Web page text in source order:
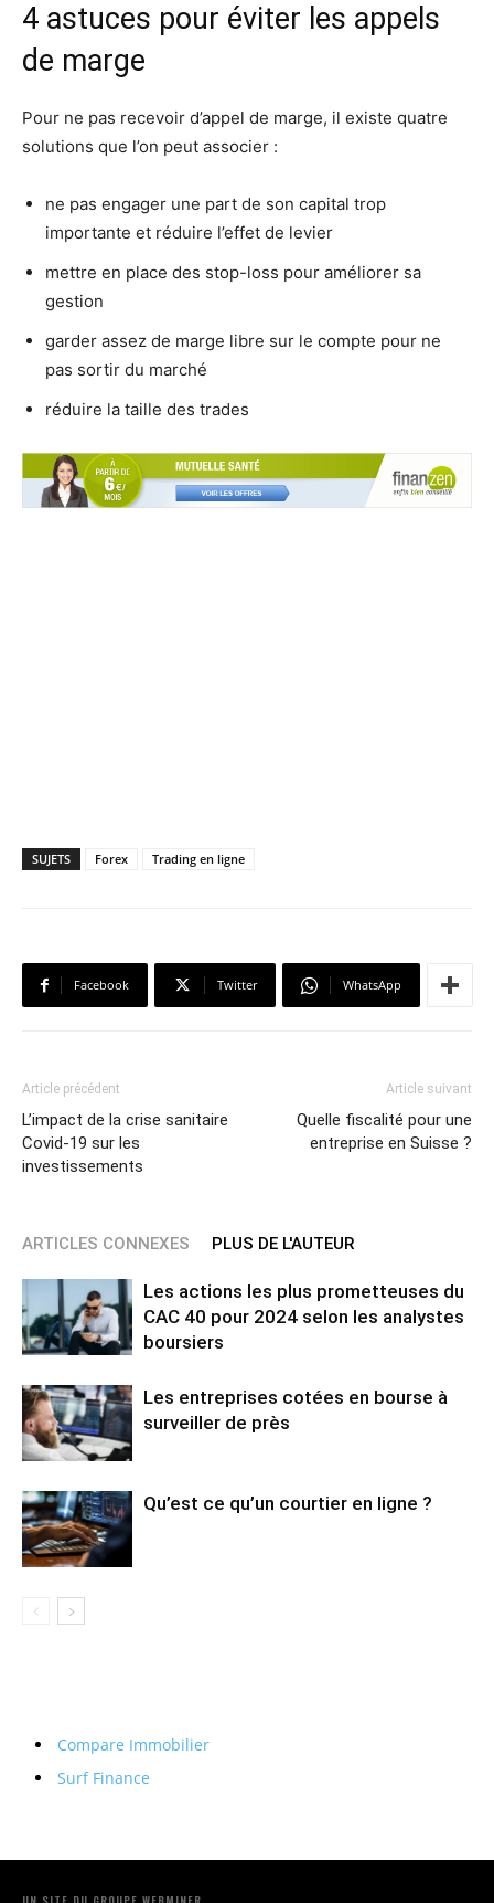
4 astuces pour éviter les appels
de marge
Pour ne pas recevoir d’appel de marge, il existe quatre
solutions que l’on peut associer :
ne pas engager une part de son capital trop
importante et réduire l’effet de levier
mettre en place des stop-loss pour améliorer sa
gestion
garder assez de marge libre sur le compte pour ne
pas sortir du marché
réduire la taille des trades
SUJETS Forex Trading en ligne
Facebook Twitter WhatsApp
Article précédent
L’impact de la crise sanitaire
Covid-19 sur les
investissements
Article suivant
Quelle fiscalité pour une
entreprise en Suisse ?
ARTICLES CONNEXES PLUS DE L'AUTEUR
Les actions les plus prometteuses du
CAC 40 pour 2024 selon les analystes
boursiers
Les entreprises cotées en bourse à
surveiller de près
Qu’est ce qu’un courtier en ligne ?
Compare Immobilier
Surf Finance